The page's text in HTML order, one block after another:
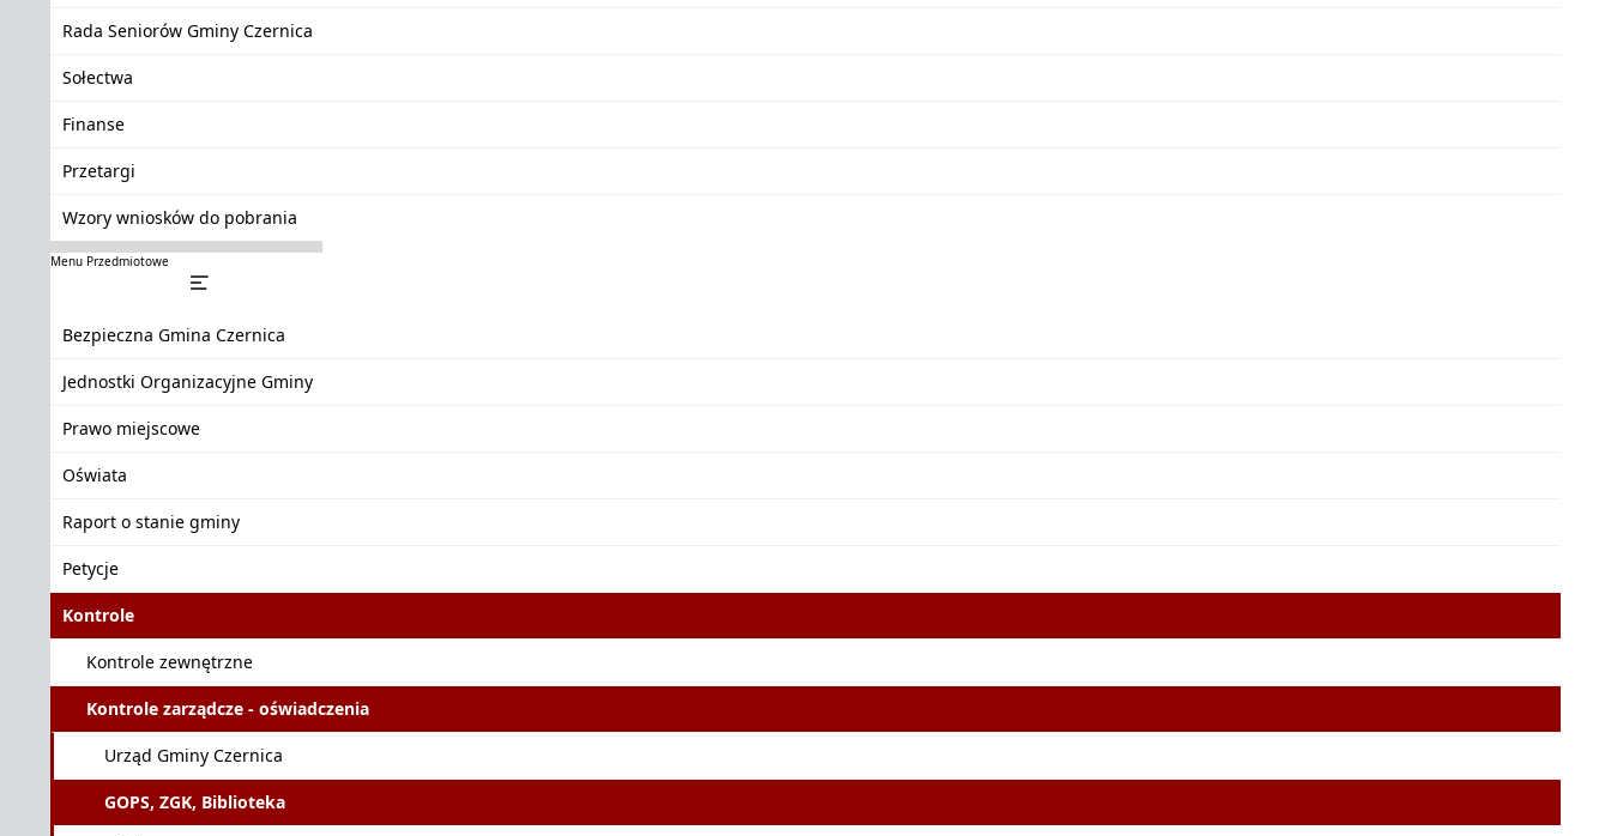
Rada Seniorów Gminy Czernica
Sołectwa
Finanse
Przetargi
Wzory wniosków do pobrania
Menu Przedmiotowe
Bezpieczna Gmina Czernica
Jednostki Organizacyjne Gminy
Prawo miejscowe
Oświata
Raport o stanie gminy
Petycje
Kontrole
Kontrole zewnętrzne
Kontrole zarządcze - oświadczenia
Urząd Gminy Czernica
GOPS, ZGK, Biblioteka